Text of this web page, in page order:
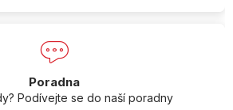
Poradna
Podívejte se do naší poradny